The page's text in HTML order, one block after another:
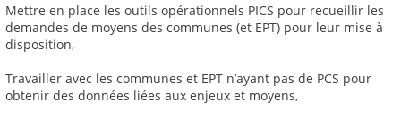
Mettre en place les outils opérationnels PICS pour recueillir les
demandes de moyens des communes (et EPT) pour leur mise à
disposition,
Travailler avec les communes et EPT n’ayant pas de PCS pour
obtenir des données liées aux enjeux et moyens,